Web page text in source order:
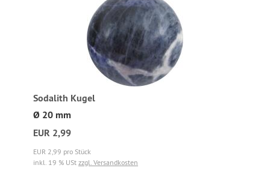
Sodalith Kugel
Ø 20 mm
EUR 2,99
EUR 2,99 pro Stück
inkl. 19 % USt zzgl. Versandkosten